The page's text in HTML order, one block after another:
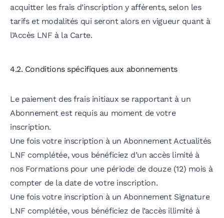
acquitter les frais d’inscription y afférents, selon les
tarifs et modalités qui seront alors en vigueur quant à
l’Accès LNF à la Carte.
4.2. Conditions spécifiques aux abonnements
Le paiement des frais initiaux se rapportant à un
Abonnement est requis au moment de votre
inscription.
Une fois votre inscription à un Abonnement Actualités
LNF complétée, vous bénéficiez d’un accès limité à
nos Formations pour une période de douze (12) mois à
compter de la date de votre inscription.
Une fois votre inscription à un Abonnement Signature
LNF complétée, vous bénéficiez de l’accès illimité à